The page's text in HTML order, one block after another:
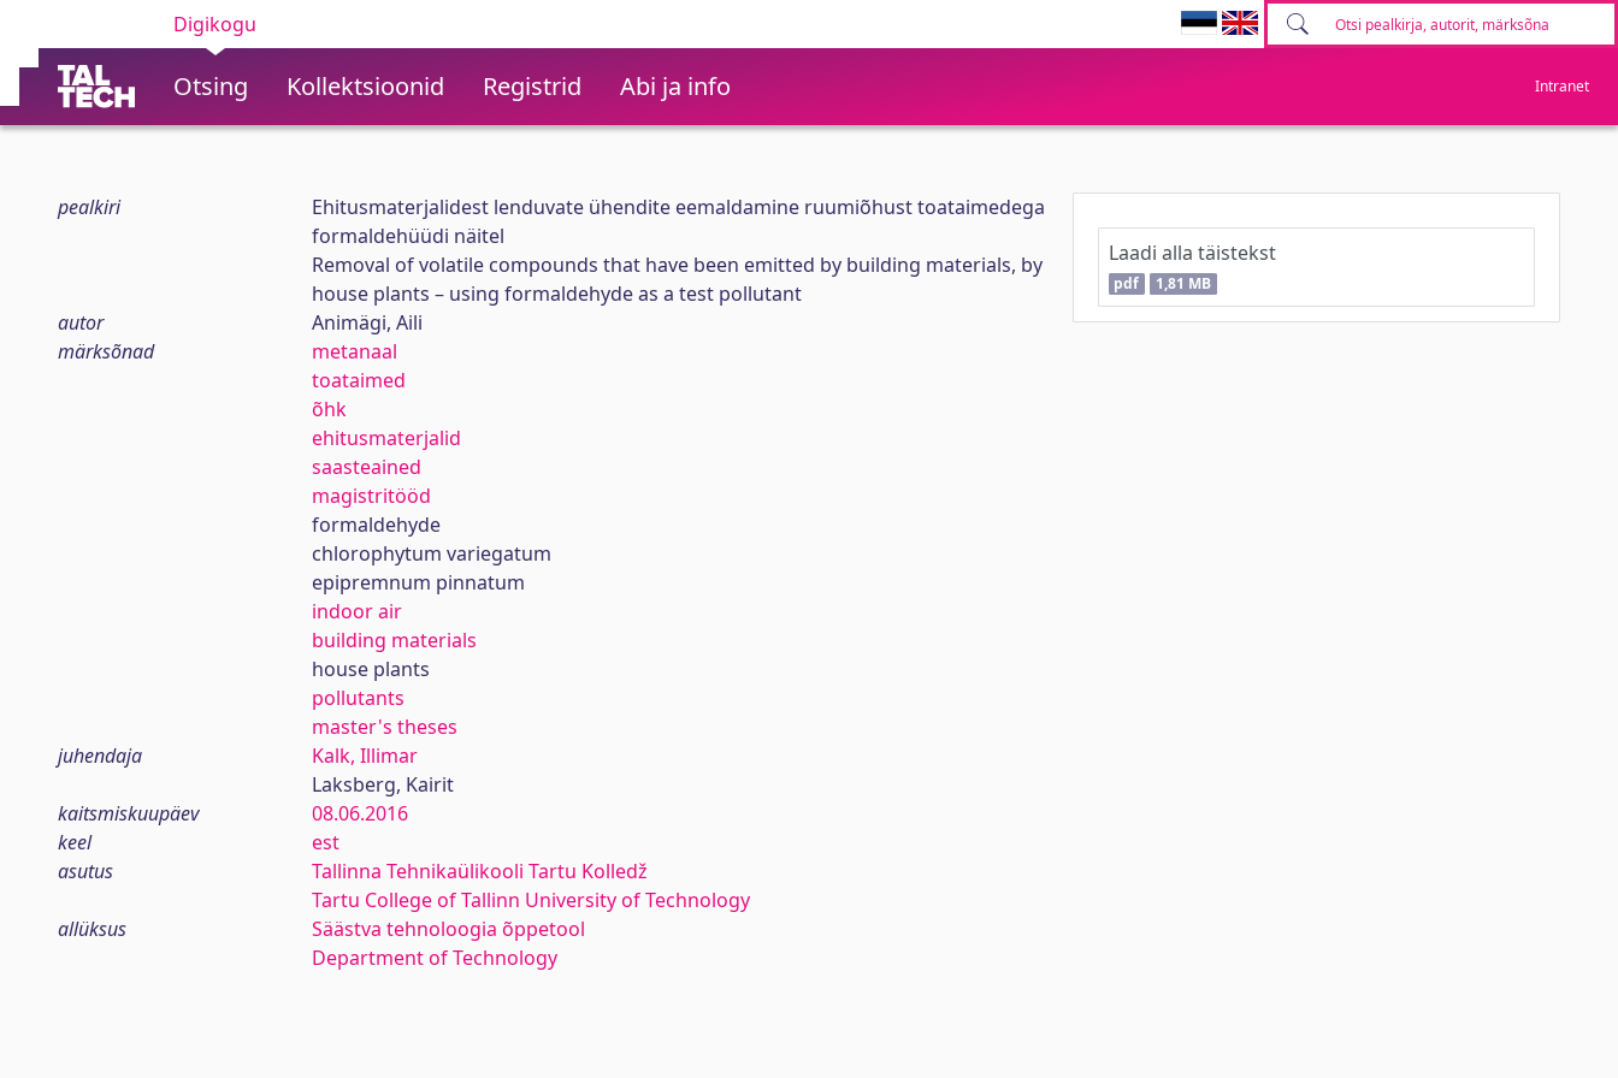
Digikogu
Otsing Kollektsioonid Registrid Abi ja info Intranet
pealkiri
Ehitusmaterjalidest lenduvate ühendite eemaldamine ruumiõhust toataimedega
formaldehüüdi näitel
Removal of volatile compounds that have been emitted by building materials, by
house plants – using formaldehyde as a test pollutant
autor
Animägi, Aili
märksõnad
metanaal
toataimed
õhk
ehitusmaterjalid
saasteained
magistritööd
formaldehyde
chlorophytum variegatum
epipremnum pinnatum
indoor air
building materials
house plants
pollutants
master's theses
juhendaja
Kalk, Illimar
Laksberg, Kairit
kaitsmiskuupäev
08.06.2016
keel
est
asutus
Tallinna Tehnikaülikooli Tartu Kolledž
Tartu College of Tallinn University of Technology
allüksus
Säästva tehnoloogia õppetool
Department of Technology
Laadi alla täistekst
pdf 1,81 MB